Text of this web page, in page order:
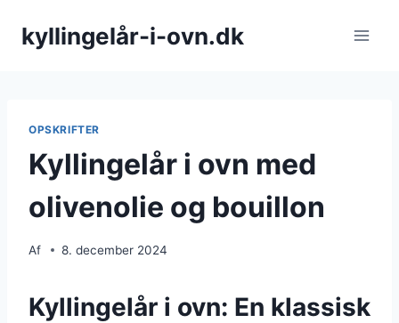
kyllingelår-i-ovn.dk
OPSKRIFTER
Kyllingelår i ovn med
olivenolie og bouillon
Af 8. december 2024
Kyllingelår i ovn: En klassisk